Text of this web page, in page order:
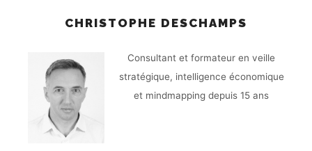
CHRISTOPHE DESCHAMPS
Consultant et formateur en veille
stratégique, intelligence économique
et mindmapping depuis 15 ans